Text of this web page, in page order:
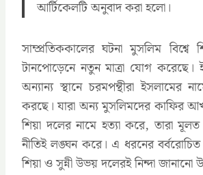
আর্টিকেলটি অনুবাদ করা হলো।
সাম্প্রতিককালের ঘটনা মুসলিম বিশ্বে
টানপোড়েনে নতুন মাত্রা যোগ করেছে।
অন্যান্য স্থানে চরমপন্থীরা ইসলামের
করছে। যারা অন্য মুসলিমদের কাফির
শিয়া দলের নামে হত্যা করে, তারা
নীতিই লঙ্ঘন করে। এ ধরনের
শিয়া ও সুন্নী উভয় দলেরই নিন্দা জানানো